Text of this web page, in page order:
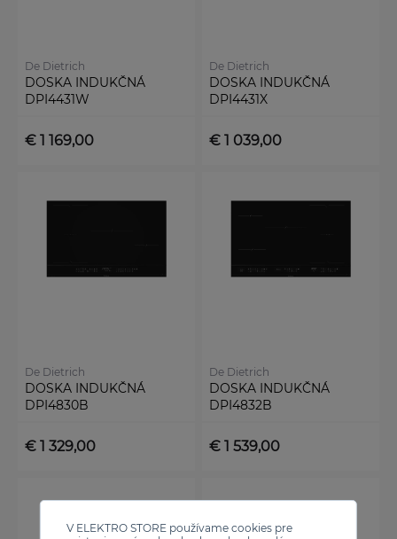
V ELEKTRO STORE používame cookies pre
De Dietrich
DOSKA INDUKČNÁ
DPI4431W
€ 1 169,00
De Dietrich
DOSKA INDUKČNÁ
DPI4431X
€ 1 039,00
De Dietrich
DOSKA INDUKČNÁ
DPI4830B
€ 1 329,00
De Dietrich
DOSKA INDUKČNÁ
DPI4832B
€ 1 539,00